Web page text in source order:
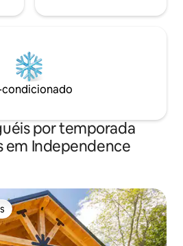
por temporada
em Independence